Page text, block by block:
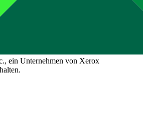
ein Unternehmen von Xerox